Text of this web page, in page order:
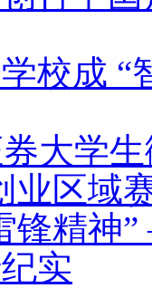
校成 “
大学
业区域
锋精
实